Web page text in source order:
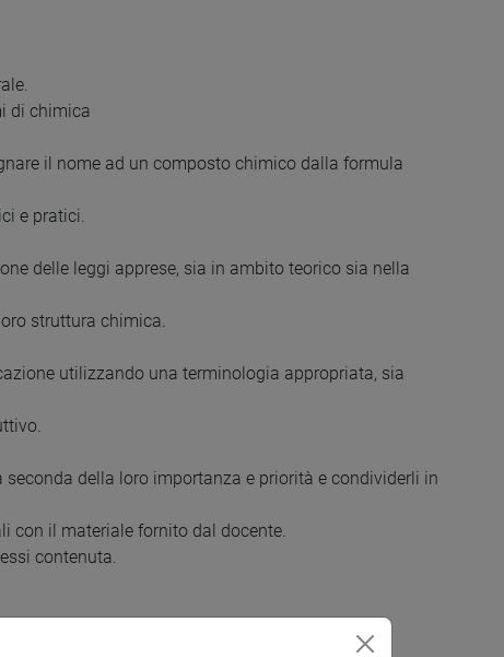
di chimica
il nome ad un composto chimico dalla formula
e pratici.
delle leggi apprese, sia in ambito teorico sia nella
struttura chimica.
utilizzando una terminologia appropriata, sia
della loro importanza e priorità e condividerli in
con il materiale fornito dal docente.
contenuta.